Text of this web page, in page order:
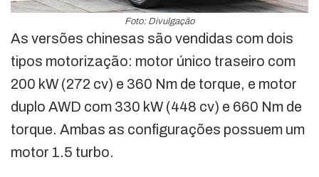
Foto: Divulgação
As versões chinesas são vendidas com dois
tipos motorização: motor único traseiro com
200 kW (272 cv) e 360 Nm de torque, e motor
duplo AWD com 330 kW (448 cv) e 660 Nm de
torque. Ambas as configurações possuem um
motor 1.5 turbo.